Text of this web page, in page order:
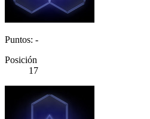
Puntos: -
Posición
17